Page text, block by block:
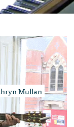
Mullan